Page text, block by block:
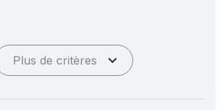
Plus de critères